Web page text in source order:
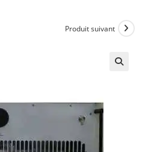
Produit suivant